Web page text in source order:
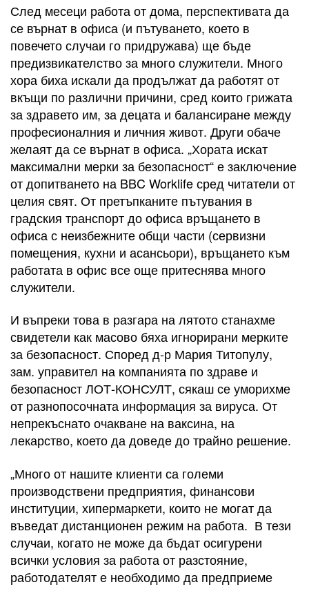
След месеци работа от дома, перспективата да
се върнат в офиса (и пътуването, което в
повечето случаи го придружава) ще бъде
предизвикателство за много служители. Много
хора биха искали да продължат да работят от
вкъщи по различни причини, сред които грижата
за здравето им, за децата и балансиране между
професионалния и личния живот. Други обаче
желаят да се върнат в офиса. „Хората искат
максимални мерки за безопасност“ е заключение
от допитването на BBC Worklife сред читатели от
целия свят. От претъпканите пътувания в
градския транспорт до офиса връщането в
офиса с неизбежните общи части (сервизни
помещения, кухни и асансьори), връщането към
работата в офис все още притеснява много
служители.
И въпреки това в разгара на лятото станахме
свидетели как масово бяха игнорирани мерките
за безопасност. Според д-р Мария Титопулу,
зам. управител на компанията по здраве и
безопасност ЛОТ-КОНСУЛТ, сякаш се уморихме
от разнопосочната информация за вируса. От
непрекъснато очакване на ваксина, на
лекарство, което да доведе до трайно решение.
„Много от нашите клиенти са големи
производствени предприятия, финансови
институции, хипермаркети, които не могат да
въведат дистанционен режим на работа. В тези
случаи, когато не може да бъдат осигурени
всички условия за работа от разстояние,
работодателят е необходимо да предприеме